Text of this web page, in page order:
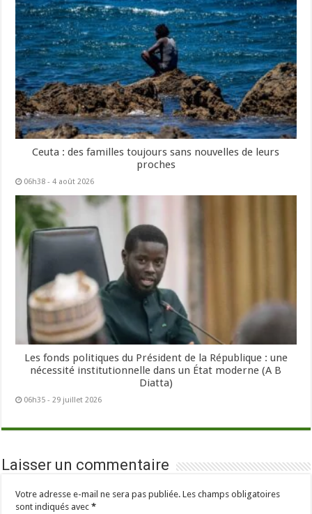
Ceuta : des familles toujours sans nouvelles de leurs
proches
06h38 - 4 août 2026
Les fonds politiques du Président de la République : une
nécessité institutionnelle dans un État moderne (A B
Diatta)
06h35 - 29 juillet 2026
Laisser un commentaire
Votre adresse e-mail ne sera pas publiée. Les champs obligatoires
sont indiqués avec*